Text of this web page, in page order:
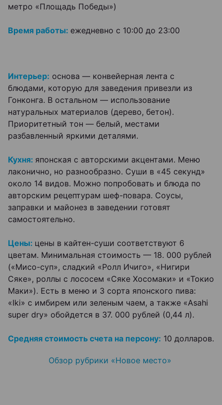
метро «Площадь Победы»)
Время работы: ежедневно с 10:00 до 23:00
Интерьер: основа — конвейерная лента с
блюдами, которую для заведения привезли из
Гонконга. В остальном — использование
натуральных материалов (дерево, бетон).
Приоритетный тон — белый, местами
разбавленный яркими деталями.
Кухня: японская с авторскими акцентами. Меню
лаконично, но разнообразно. Суши в «45 секунд»
около 14 видов. Можно попробовать и блюда по
авторским рецептурам шеф-повара. Соусы,
заправки и майонез в заведении готовят
самостоятельно.
Цены: цены в кайтен-суши соответствуют 6
цветам. Минимальная стоимость — 18. 000 рублей
(«Мисо-суп», сладкий «Ролл Ичиго», «Нигири
Сяке», роллы с лососем «Сяке Хосомаки» и «Токио
Маки»). Есть в меню и 3 сорта японского пива:
«Iki» с имбирем или зеленым чаем, а также «Asahi
super dry» обойдется в 37. 000 рублей (0,44 л).
Средняя стоимость счета на персону: 10 долларов.
Обзор рубрики «Новое место»